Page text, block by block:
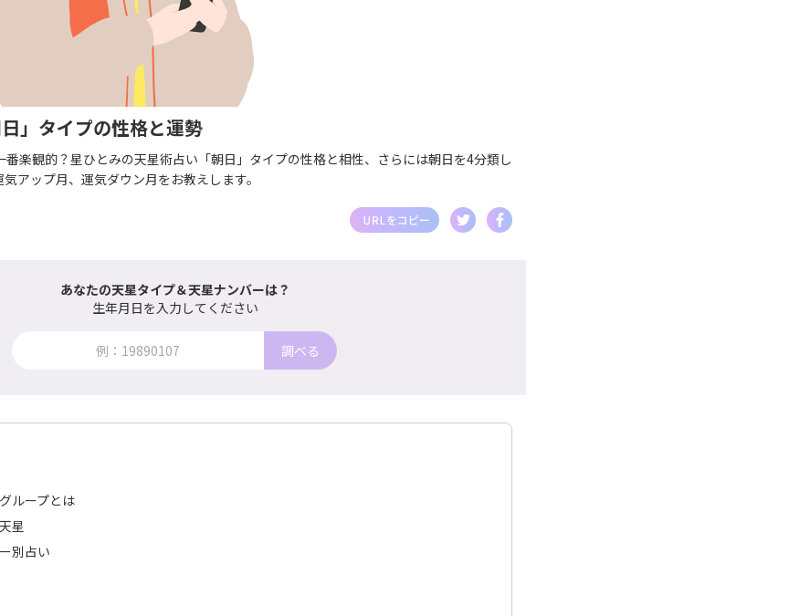
」タイプの性格と運勢
楽観的？星ひとみの天星術占い「朝日」タイプの性格と相性、さらには朝日を4分類し
アップ月、運気ダウン月をお教えします。
あなたの天星タイプ＆天星ナンバーは？
生年月日を入力してください
調べる
ループとは
星
別占い